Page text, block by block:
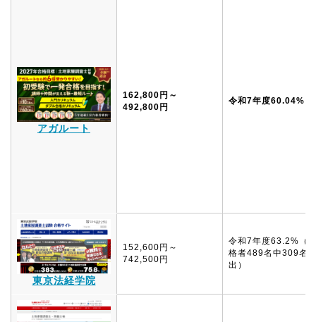
アガルート
162,800円～
492,800円
令和7年度60.04%
東京法経学院
152,600円～
742,500円
令和7年度63.2%（
格者489名中309名
出）